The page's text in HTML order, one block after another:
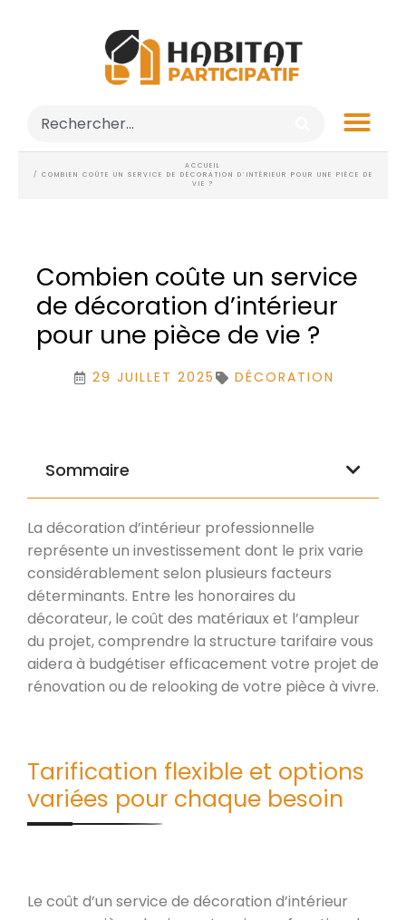
ACCUEIL
/ COMBIEN COÛTE UN SERVICE DE DÉCORATION D’INTÉRIEUR POUR UNE PIÈCE DE
VIE ?
Combien coûte un service
de décoration d’intérieur
pour une pièce de vie ?
29 JUILLET 2025 DÉCORATION
Sommaire
La décoration d’intérieur professionnelle
représente un investissement dont le prix varie
considérablement selon plusieurs facteurs
déterminants. Entre les honoraires du
décorateur, le coût des matériaux et l’ampleur
du projet, comprendre la structure tarifaire vous
aidera à budgétiser efficacement votre projet de
rénovation ou de relooking de votre pièce à vivre.
Tarification flexible et options
variées pour chaque besoin
Le coût d’un service de décoration d’intérieur